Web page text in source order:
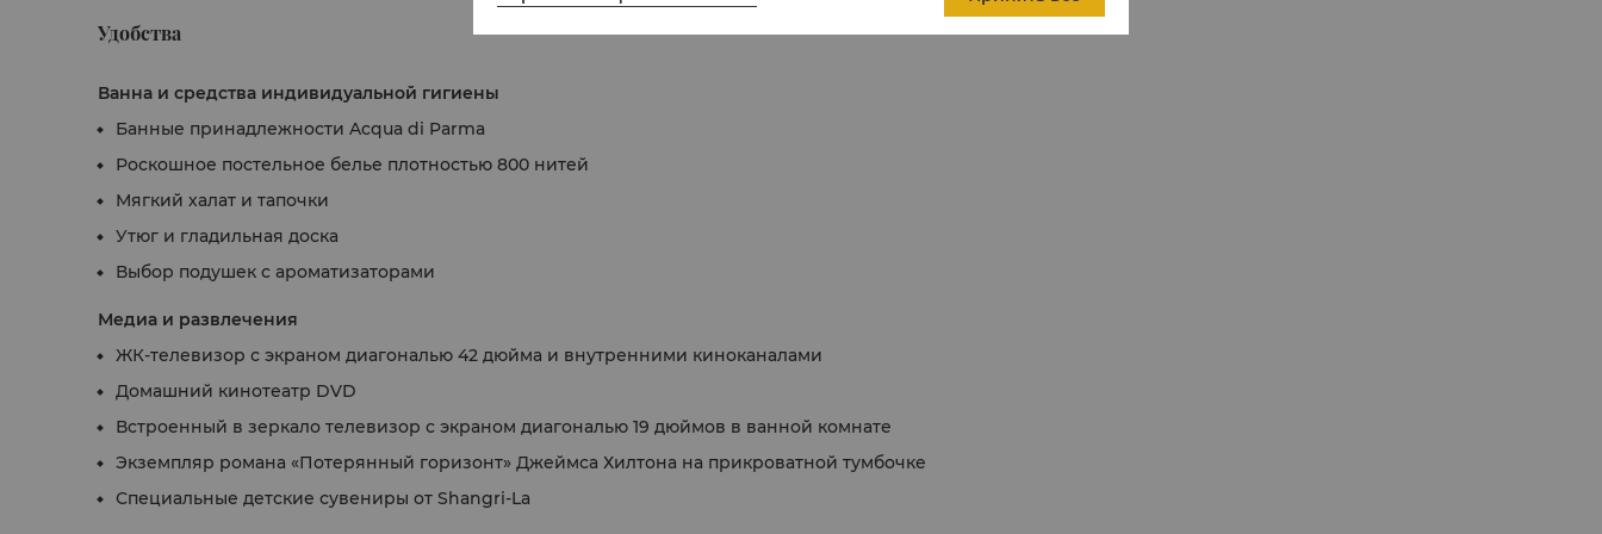
Удобства
Ванна и средства индивидуальной гигиены
Банные принадлежности Acqua di Parma
Роскошное постельное белье плотностью 800 нитей
Мягкий халат и тапочки
Утюг и гладильная доска
Выбор подушек с ароматизаторами
Медиа и развлечения
ЖК-телевизор с экраном диагональю 42 дюйма и внутренними киноканалами
Домашний кинотеатр DVD
Встроенный в зеркало телевизор с экраном диагональю 19 дюймов в ванной комнате
Экземпляр романа «Потерянный горизонт» Джеймса Хилтона на прикроватной тумбочке
Специальные детские сувениры от Shangri-La